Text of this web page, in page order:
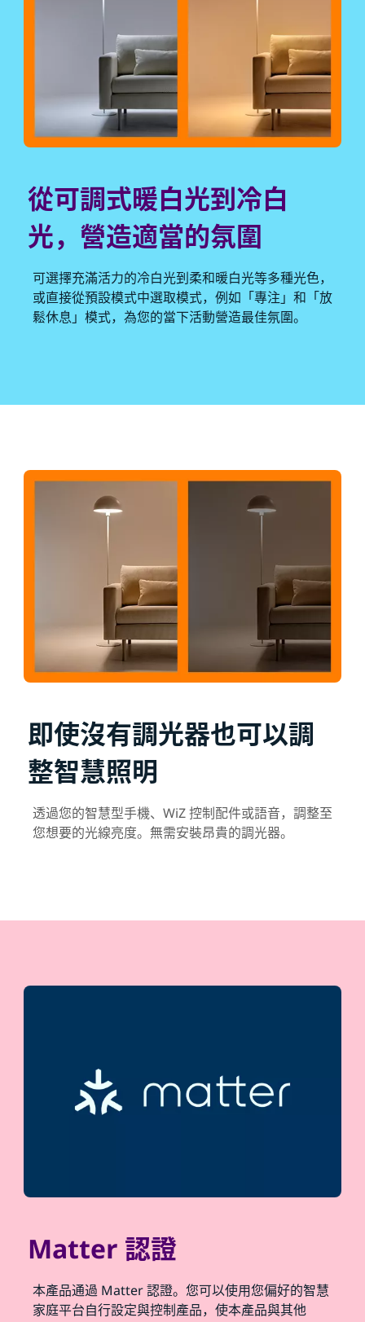
從可調式暖白光到冷白
光，營造適當的氛圍
可選擇充滿活力的冷白光到柔和暖白光等多種光色，
或直接從預設模式中選取模式，例如「專注」和「放
鬆休息」模式，為您的當下活動營造最佳氛圍。
即使沒有調光器也可以調
整智慧照明
透過您的智慧型手機、WiZ 控制配件或語音，調整至
您想要的光線亮度。無需安裝昂貴的調光器。
Matter 認證
本產品通過 Matter 認證。您可以使用您偏好的智慧
家庭平台自行設定與控制產品，使本產品與其他